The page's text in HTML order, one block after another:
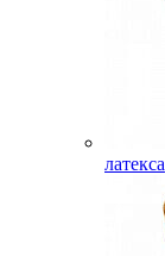
латекса